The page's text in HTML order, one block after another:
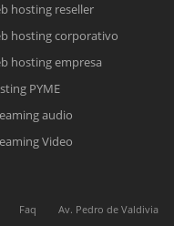
electrónico con el enlace a
online.
a la brevedad.
sus datos personales.
hosting reseller
hosting corporativo
hosting empresa
PYME
audio
Video
Faq
Av. Pedro de Valdivia